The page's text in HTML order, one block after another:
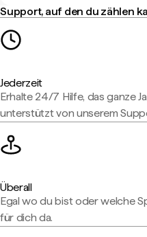
Support, auf den du zählen
Jederzeit
Erhalte 24/7 Hilfe, das ganze
unterstützt von unserem
Überall
Egal wo du bist oder welche
für dich da.